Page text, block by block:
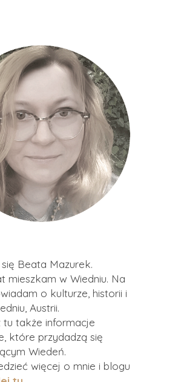
Beata Mazurek.
mieszkam w Wiedniu. Na
o kulturze, historii i
Austrii.
tu także informacje
które przydadzą się
Wiedeń.
więcej o mnie i blogu